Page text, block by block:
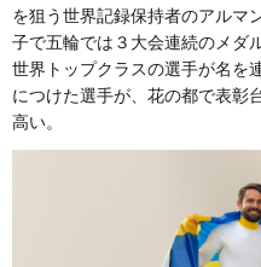
を狙う世界記録保持者のアルマ
子で五輪では３大会連続のメダ
世界トップクラスの選手が名を
につけた選手が、花の都で表彰
高い。